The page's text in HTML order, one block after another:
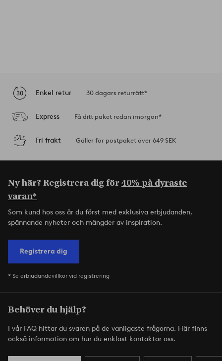
Enkel retur 30 dagars returrätt*
Express Få ditt paket redan imorgon*
Fri frakt Gäller för postpaket över 649 SEK
Ny här? Registrera dig för40% på dyraste
varan*
Som kund hos oss är du först med exklusiva erbjudanden,
spännande nyheter och mängder av inspiration.
Registrera dig
* Se erbjudandevillkor vid registrering
Behöver du hjälp?
I vår FAQ hittar du svaren på de vanligaste frågorna. Här finns
också information om hur du enklast kontaktar oss.